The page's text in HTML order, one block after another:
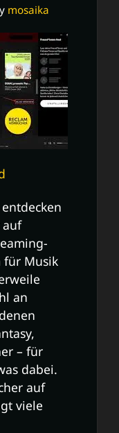
mosaika
auf
für Musik
an
– für
dabei.
auf
viele